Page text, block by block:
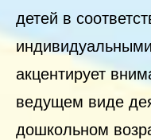
детей в
акцентирует
ведущем виде
дошкольном